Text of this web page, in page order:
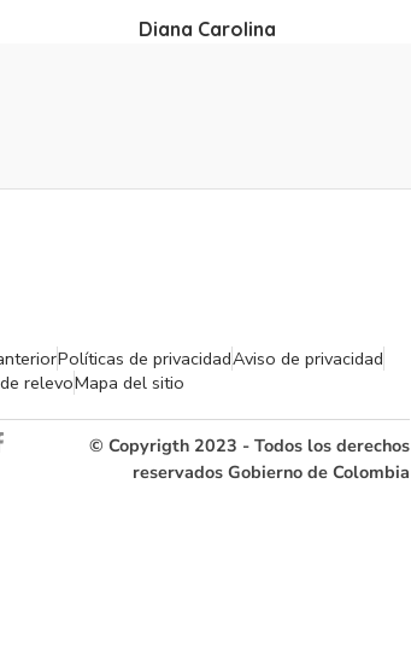
Diana Carolina
Políticas de privacidadAviso de privacidad
relevoMapa del sitio
© Copyrigth 2023 - Todos los derechos
reservados Gobierno de Colombia